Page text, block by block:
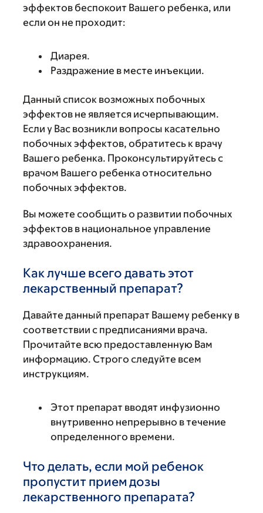
эффектов беспокоит Вашего ребенка, или
если он не проходит:
Диарея.
Раздражение в месте инъекции.
Данный список возможных побочных
эффектов не является исчерпывающим.
Если у Вас возникли вопросы касательно
побочных эффектов, обратитесь к врачу
Вашего ребенка. Проконсультируйтесь с
врачом Вашего ребенка относительно
побочных эффектов.
Вы можете сообщить о развитии побочных
эффектов в национальное управление
здравоохранения.
Как лучше всего давать этот
лекарственный препарат?
Давайте данный препарат Вашему ребенку в
соответствии с предписаниями врача.
Прочитайте всю предоставленную Вам
информацию. Строго следуйте всем
инструкциям.
Этот препарат вводят инфузионно
внутривенно непрерывно в течение
определенного времени.
Что делать, если мой ребенок
пропустит прием дозы
лекарственного препарата?